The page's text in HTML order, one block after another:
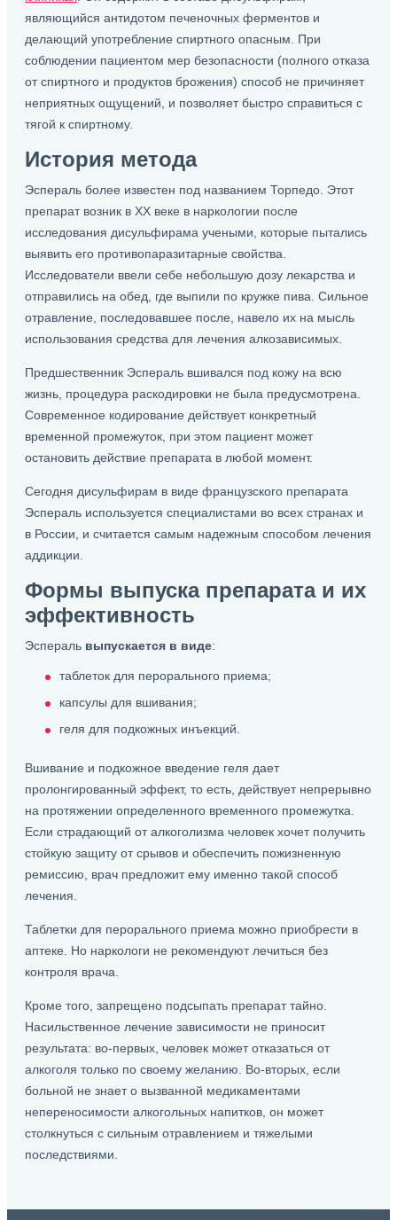
являющийся антидотом печеночных ферментов и
делающий употребление спиртного опасным. При
соблюдении пациентом мер безопасности (полного отказа
от спиртного и продуктов брожения) способ не причиняет
неприятных ощущений, и позволяет быстро справиться с
тягой к спиртному.
История метода
Эспераль более известен под названием Торпедо. Этот
препарат возник в ХХ веке в наркологии после
исследования дисульфирама учеными, которые пытались
выявить его противопаразитарные свойства.
Исследователи ввели себе небольшую дозу лекарства и
отправились на обед, где выпили по кружке пива. Сильное
отравление, последовавшее после, навело их на мысль
использования средства для лечения алкозависимых.
Предшественник Эспераль вшивался под кожу на всю
жизнь, процедура раскодировки не была предусмотрена.
Современное кодирование действует конкретный
временной промежуток, при этом пациент может
остановить действие препарата в любой момент.
Сегодня дисульфирам в виде французского препарата
Эспераль используется специалистами во всех странах и
в России, и считается самым надежным способом лечения
аддикции.
Формы выпуска препарата и их
эффективность
Эспераль выпускается в виде:
таблеток для перорального приема;
капсулы для вшивания;
геля для подкожных инъекций.
Вшивание и подкожное введение геля дает
пролонгированный эффект, то есть, действует непрерывно
на протяжении определенного временного промежутка.
Если страдающий от алкоголизма человек хочет получить
стойкую защиту от срывов и обеспечить пожизненную
ремиссию, врач предложит ему именно такой способ
лечения.
Таблетки для перорального приема можно приобрести в
аптеке. Но наркологи не рекомендуют лечиться без
контроля врача.
Кроме того, запрещено подсыпать препарат тайно.
Насильственное лечение зависимости не приносит
результата: во-первых, человек может отказаться от
алкоголя только по своему желанию. Во-вторых, если
больной не знает о вызванной медикаментами
непереносимости алкогольных напитков, он может
столкнуться с сильным отравлением и тяжелыми
последствиями.